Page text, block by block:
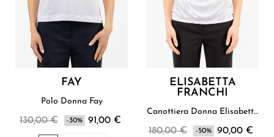
FAY
Polo Donna Fay
130,00 € -30% 91,00 €
ELISABETTA
FRANCHI
Canottiera Donna Elisabetta
180,00 € -50% 90,00 €